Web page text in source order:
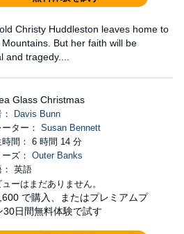
Christy Huddleston leaves home to
But her faith will be
tragedy....
Glass Christmas
Davis Bunn
ター： Susan Bennett
時間： 6 時間 14 分
ズ： Outer Banks
： 英語
ューはまだありません。
で購入、またはプレミアムプ
30日間無料体験で試す